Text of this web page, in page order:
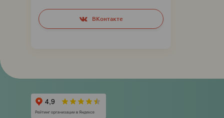
Social
networks
links
ВКонтакте